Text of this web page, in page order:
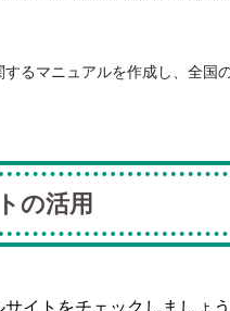
るマニュアルを作成し、全国
の活用
イトをチェックしましょう